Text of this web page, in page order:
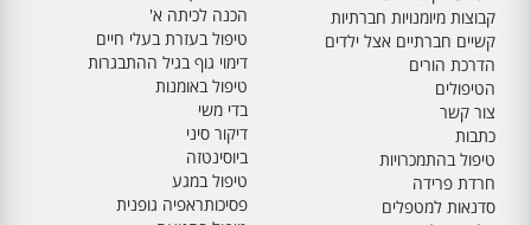
קבוצות מיומנויות חברתיות
קשיים חברתיים אצל ילדים
הדרכת הורים
הטיפולים
צור קשר
כתבות
טיפול בהתמכרויות
חרדת פרידה
סדנאות למטפלים
הכנה לכיתה א'
טיפול בעזרת בעלי חיים
דימוי גוף בגיל ההתבגרות
טיפול באומנות
בדי משי
דיקור סיני
ביוסינטזה
טיפול במגע
פסיכותראפיה גופנית